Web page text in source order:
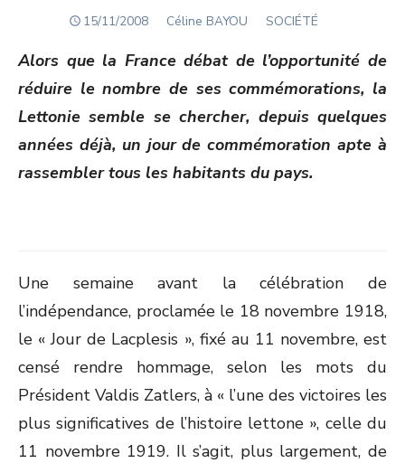
POSTED
15/11/2008 Author
Céline BAYOU SOCIÉTÉ
Alors que la France débat de l’opportunité de
réduire le nombre de ses commémorations, la
Lettonie semble se chercher, depuis quelques
années déjà, un jour de commémoration apte à
rassembler tous les habitants du pays.
Une semaine avant la célébration de
l’indépendance, proclamée le 18 novembre 1918,
le « Jour de Lacplesis », fixé au 11 novembre, est
censé rendre hommage, selon les mots du
Président Valdis Zatlers, à « l’une des victoires les
plus significatives de l’histoire lettone », celle du
11 novembre 1919. Il s’agit, plus largement, de